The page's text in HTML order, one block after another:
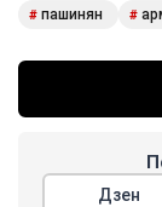
# пашинян #
Дзен